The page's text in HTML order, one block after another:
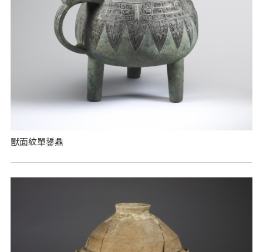
獸面紋單鋬鼎